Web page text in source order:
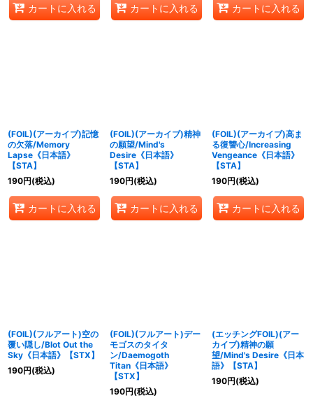
カートに入れる カートに入れる カートに入れる
(FOIL)(アーカイブ)記憶
の欠落/Memory
Lapse《日本語》
【STA】
190円(税込)
カートに入れる
(FOIL)(アーカイブ)精神
の願望/Mind's
Desire《日本語》
【STA】
190円(税込)
カートに入れる
(FOIL)(アーカイブ)高ま
る復讐心/Increasing
Vengeance《日本語》
【STA】
190円(税込)
カートに入れる
(FOIL)(フルアート)空の
覆い隠し/Blot Out the
Sky《日本語》【STX】
190円(税込)
(FOIL)(フルアート)デー
モゴスのタイタ
ン/Daemogoth
Titan《日本語》
【STX】
190円(税込)
(エッチングFOIL)(アー
カイブ)精神の願
望/Mind's Desire《日本
語》【STA】
190円(税込)